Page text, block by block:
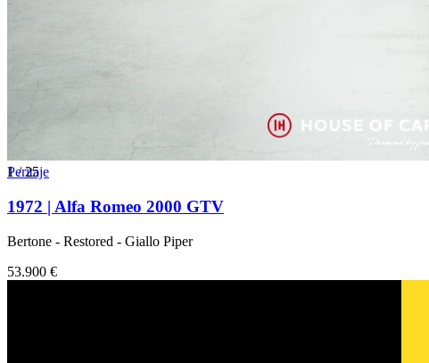
1/25
Peritaje
1972 | Alfa Romeo 2000 GTV
Bertone - Restored - Giallo Piper
53.900 €